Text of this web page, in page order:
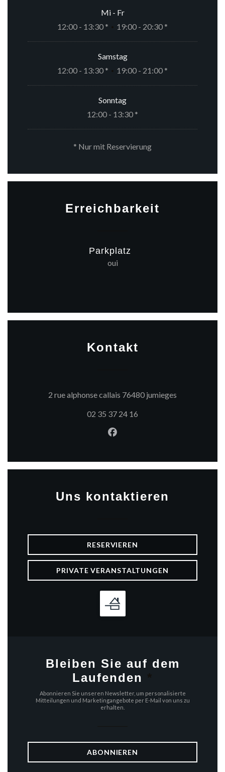
Mi- Fr
12:00 - 13:30 *
19:00 - 20:30 *
Samstag
12:00 - 13:30 *
19:00 - 21:00 *
Sonntag
12:00 - 13:30 *
* Nur mit Reservierung
Erreichbarkeit
Parkplatz
oui
Kontakt
2 rue alphonse callais 76480 jumieges
02 35 37 24 16
Facebook ((öffnet ein
Uns kontaktieren
RESERVIEREN
PRIVATE VERANSTALTUNGEN
Bleiben Sie auf dem
Laufenden
Abonnieren Sie unseren Newsletter, um personalisierte
Mitteilungen und Marketingangebote per E-Mail von uns zu
erhalten.
ABONNIEREN